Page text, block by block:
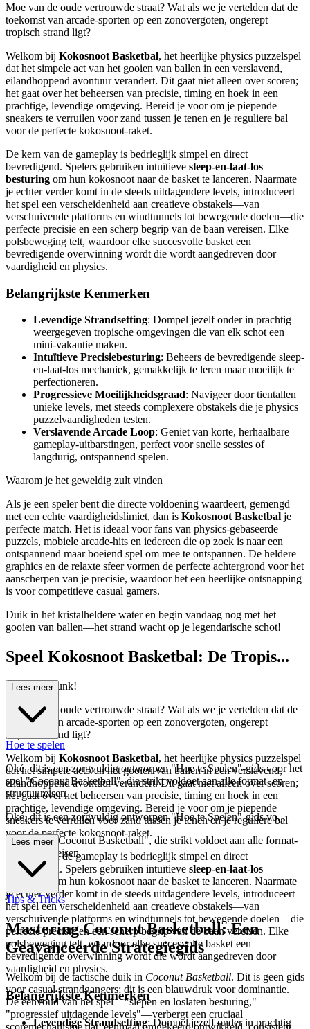
Moe van de oude vertrouwde straat? Wat als we je vertelden dat de
toekomst van arcade-sporten op een zonovergoten, ongerept
tropisch strand ligt?
Welkom bij Kokosnoot Basketbal, het heerlijke physics puzzelspel
dat het simpele act van het gooien van ballen in een verslavend,
eilandhoppend avontuur verandert. Dit gaat niet alleen over scoren;
het gaat over het beheersen van precisie, timing en hoek in een
prachtige, levendige omgeving. Bereid je voor om je piepende
sneakers te verruilen voor zand tussen je tenen en je reguliere bal
voor de perfecte kokosnoot-raket.
De kern van de gameplay is bedrieglijk simpel en direct
bevredigend. Spelers gebruiken intuïtieve sleep-en-laat-los
besturing om hun kokosnoot naar de basket te lanceren. Naarmate
je echter verder komt in de steeds uitdagendere levels, introduceert
het spel een verscheidenheid aan creatieve obstakels—van
verschuivende platforms en windtunnels tot bewegende doelen—die
perfecte precisie en een scherp begrip van de baan vereisen. Elke
polsbeweging telt, waardoor elke succesvolle basket een
bevredigende overwinning wordt die wordt aangedreven door
vaardigheid en physics.
Belangrijkste Kenmerken
Levendige Strandsetting: Dompel jezelf onder in prachtig
weergegeven tropische omgevingen die van elk schot een
mini-vakantie maken.
Intuïtieve Precisiebesturing: Beheers de bevredigende sleep-
en-laat-los mechaniek, gemakkelijk te leren maar moeilijk te
perfectioneren.
Progressieve Moeilijkheidsgraad: Navigeer door tientallen
unieke levels, met steeds complexere obstakels die je physics
puzzelvaardigheden testen.
Verslavende Arcade Loop: Geniet van korte, herhaalbare
gameplay-uitbarstingen, perfect voor snelle sessies of
langdurig, ontspannend spelen.
Waarom je het geweldig zult vinden
Als je een speler bent die directe voldoening waardeert, gemengd
met een echte vaardigheidslimiet, dan is Kokosnoot Basketbal je
perfecte match. Het is ideaal voor fans van physics-gebaseerde
puzzels, mobiele arcade-hits en iedereen die op zoek is naar een
ontspannend maar boeiend spel om mee te ontspannen. De heldere
graphics en de relaxte sfeer vormen de perfecte achtergrond voor het
aanscherpen van je precisie, waardoor het een heerlijke ontsnapping
is voor competitieve casual gamers.
Duik in het kristalheldere water en begin vandaag nog met het
gooien van ballen—het strand wacht op je legendarische schot!
Speel Kokosnoot Basketbal: De Tropis...
che Slam Dunk!
Moe van de oude vertrouwde straat? Wat als we je vertelden dat de
toekomst van arcade-sporten op een zonovergoten, ongerept
tropisch strand ligt?
Welkom bij Kokosnoot Basketbal, het heerlijke physics puzzelspel
dat het simpele act van het gooien van ballen in een verslavend,
eilandhoppend avontuur verandert. Dit gaat niet alleen over scoren;
het gaat over het beheersen van precisie, timing en hoek in een
prachtige, levendige omgeving. Bereid je voor om je piepende
sneakers te verruilen voor zand tussen je tenen en je reguliere bal
voor de perfecte kokosnoot-raket.
De kern van de gameplay is bedrieglijk simpel en direct
bevredigend. Spelers gebruiken intuïtieve sleep-en-laat-los
besturing
om hun kokosnoot naar de basket te lanceren. Naarmate
je echter verder komt in de steeds uitdagendere levels, introduceert
het spel een verscheidenheid aan creatieve obstakels—van
verschuivende platforms en windtunnels tot bewegende doelen—die
perfecte precisie en een scherp begrip van de baan vereisen. Elke
polsbeweging telt, waardoor elke succesvolle basket een
bevredigende overwinning wordt die wordt aangedreven door
vaardigheid en physics.
Belangrijkste Kenmerken
Levendige Strandsetting: Dompel jezelf onder in prachtig
Lees meer
Hoe te spelen
Oké, dit is een zorgvuldig ontworpen "Hoe te Spelen"-gids voor het
spel "Coconut Basketball", die strikt voldoet aan alle format- en
structuureisen.
Oké, dit is een zorgvuldig ontworpen "Hoe te Spelen"-gids vo...
or het spel "Coconut Basketball", die strikt voldoet aan alle format-
en structuureisen.
Lees meer
Tips & Tricks
Mastering Coconut Basketball: Een
Geavanceerde Strategiegids
Welkom bij de tactische duik in Coconut Basketball. Dit is geen gids
voor casual strandgangers; dit is een blauwdruk voor dominantie.
De eenvoud van het spel—"slepen en loslaten besturing,"
"progressief uitdagende levels"—verbergt een cruciaal
scoremechanisme dat, eenmaal omgekeerd ontwikkeld, consistent